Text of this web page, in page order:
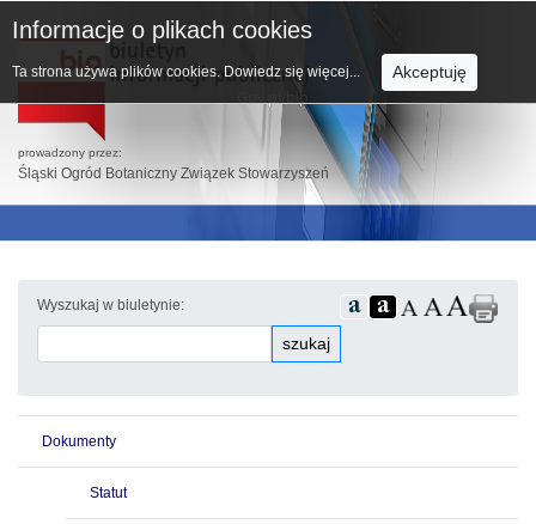
prowadzony przez:
Śląski Ogród Botaniczny Związek Stowarzyszeń
Wyszukaj w biuletynie:
szukaj
Dokumenty
Statut
Informacje o plikach cookies
Ta strona używa plików cookies. Dowiedz się więcej... Akceptuję